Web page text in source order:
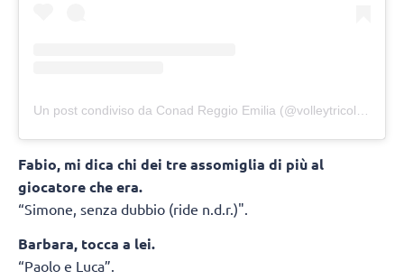
Un post condiviso da Conad Reggio Emilia (@volleytricolore)
Fabio, mi dica chi dei tre assomiglia di più al
giocatore che era.
“Simone, senza dubbio (ride n.d.r.)".
Barbara, tocca a lei.
“Paolo e Luca”.